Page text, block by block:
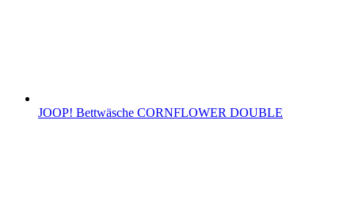
JOOP! Bettwäsche CORNFLOWER DOUBLE